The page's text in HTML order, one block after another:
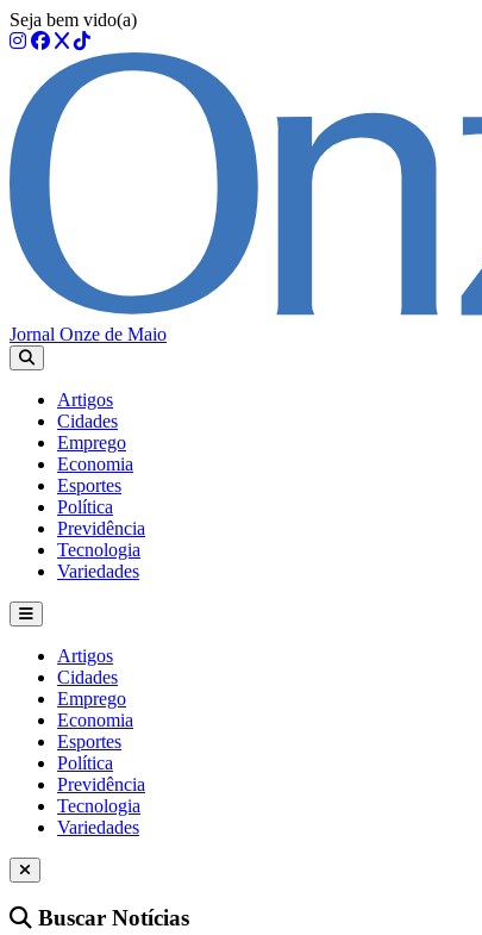
Seja bem vido(a)
Jornal Onze de Maio
Artigos
Cidades
Emprego
Economia
Esportes
Política
Previdência
Tecnologia
Variedades
Artigos
Cidades
Emprego
Economia
Esportes
Política
Previdência
Tecnologia
Variedades
Buscar Notícias